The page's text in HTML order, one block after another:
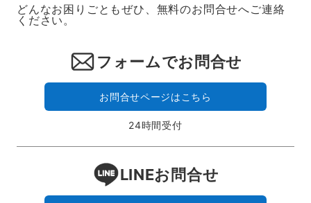
どんなお困りごともぜひ、無料のお問合せへご連絡
ください。
フォームでお問合せ
お問合せページはこちら
24時間受付
LINEお問合せ